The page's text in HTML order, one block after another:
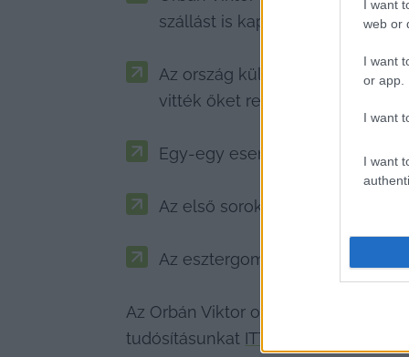
I want
web or
I want
or app.
I want
I want
szállást is kapnak azért, hogy
Az ország különböző pontjain
vitték őket rendezvényről
Egy-egy eseményre szerinte
Az első sorokba csak
Az esztergomi DPK-gyűlésre
Az Orbán Viktor országjárásának
tudósításunkat ITT